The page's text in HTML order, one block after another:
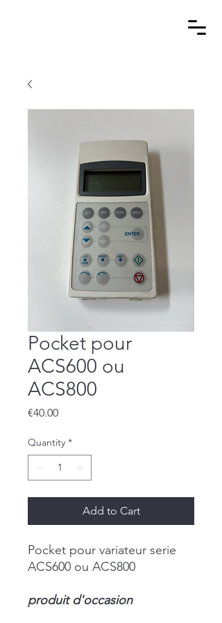
Pocket pour
ACS600 ou
ACS800
€40.00Price
Quantity *
Add to Cart
Pocket pour variateur serie
ACS600 ou ACS800
produit d'occasion